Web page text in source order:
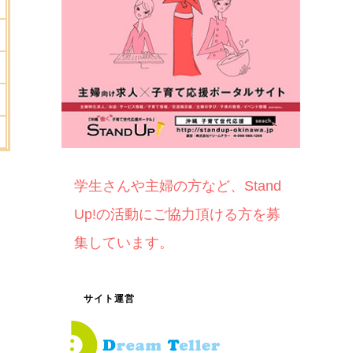
学生さんや主婦の方など、Stand
Up!の活動にご協力頂ける方を募
集しています。
サイト運営